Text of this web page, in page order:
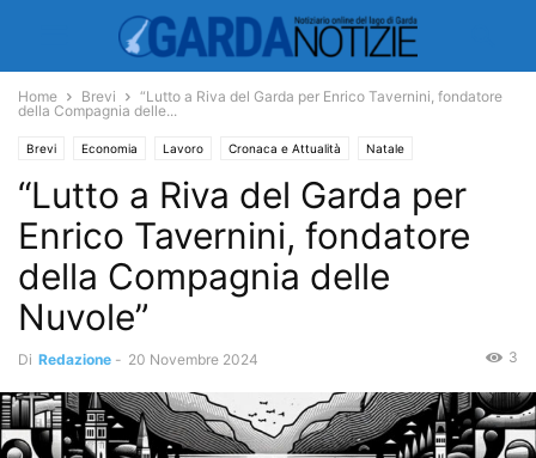
Home Brevi
“Lutto a Riva del Garda per Enrico Tavernini, fondatore
della Compagnia delle...
Brevi Economia Lavoro Cronaca e Attualità Natale
“Lutto a Riva del Garda per
Enrico Tavernini, fondatore
della Compagnia delle
Nuvole”
Di Redazione - 20 Novembre 2024 3